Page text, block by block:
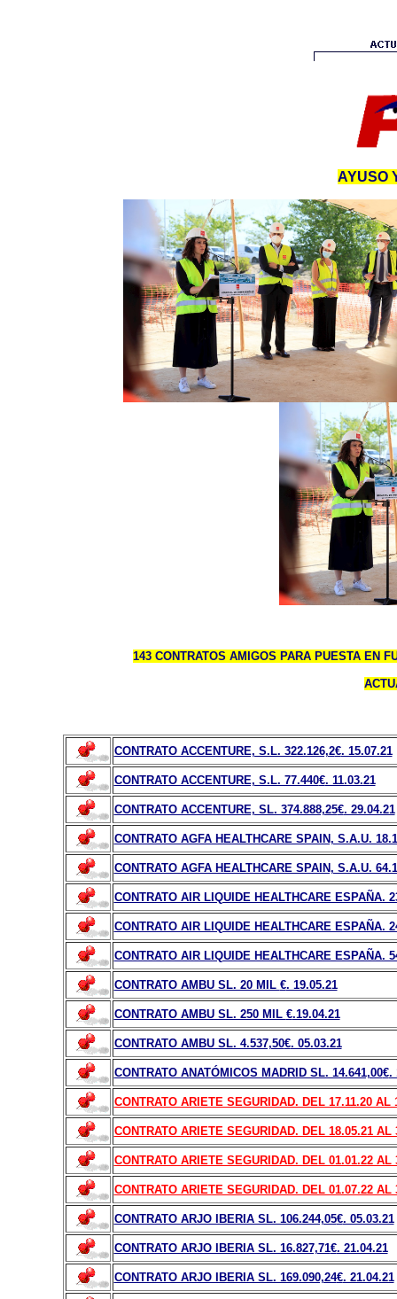
AYUSO
143 CONTRATOS AMIGOS PARA PUESTA EN
CONTRATO ACCENTURE, S.L. 322.126,2€. 15.07.21
CONTRATO ACCENTURE, S.L. 77.440€. 11.03.21
CONTRATO ACCENTURE, SL. 374.888,25€. 29.04.21
CONTRATO AGFA HEALTHCARE SPAIN, S.A.U.
CONTRATO AGFA HEALTHCARE SPAIN, S.A.U.
CONTRATO AIR LIQUIDE HEALTHCARE ESPAÑA.
CONTRATO AIR LIQUIDE HEALTHCARE ESPAÑA.
CONTRATO AIR LIQUIDE HEALTHCARE ESPAÑA.
CONTRATO AMBU SL. 20 MIL €. 19.05.21
CONTRATO AMBU SL. 250 MIL €.19.04.21
CONTRATO AMBU SL. 4.537,50€. 05.03.21
CONTRATO ANATÓMICOS MADRID SL. 14.641,00€.
CONTRATO ARIETE SEGURIDAD. DEL 17.11.20 AL
CONTRATO ARIETE SEGURIDAD. DEL 18.05.21 AL
CONTRATO ARIETE SEGURIDAD. DEL 01.01.22 AL
CONTRATO ARIETE SEGURIDAD. DEL 01.07.22 AL
CONTRATO ARJO IBERIA SL. 106.244,05€. 05.03.21
CONTRATO ARJO IBERIA SL. 16.827,71€. 21.04.21
CONTRATO ARJO IBERIA SL. 169.090,24€. 21.04.21